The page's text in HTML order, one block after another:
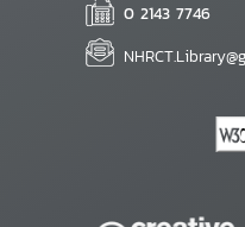
0 2143 7746